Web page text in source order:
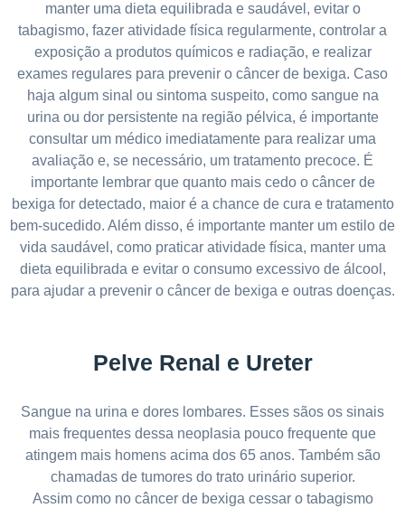
manter uma dieta equilibrada e saudável, evitar o
tabagismo, fazer atividade física regularmente, controlar a
exposição a produtos químicos e radiação, e realizar
exames regulares para prevenir o câncer de bexiga. Caso
haja algum sinal ou sintoma suspeito, como sangue na
urina ou dor persistente na região pélvica, é importante
consultar um médico imediatamente para realizar uma
avaliação e, se necessário, um tratamento precoce. É
importante lembrar que quanto mais cedo o câncer de
bexiga for detectado, maior é a chance de cura e tratamento
bem-sucedido. Além disso, é importante manter um estilo de
vida saudável, como praticar atividade física, manter uma
dieta equilibrada e evitar o consumo excessivo de álcool,
para ajudar a prevenir o câncer de bexiga e outras doenças.
Pelve Renal e Ureter
Sangue na urina e dores lombares. Esses sãos os sinais
mais frequentes dessa neoplasia pouco frequente que
atingem mais homens acima dos 65 anos. Também são
chamadas de tumores do trato urinário superior.
Assim como no câncer de bexiga cessar o tabagismo